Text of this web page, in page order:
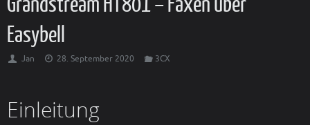
Easybell
Jan 28. September 2020 3CX
Einleitung